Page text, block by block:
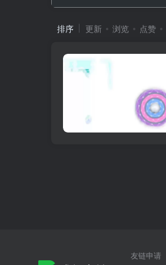
排序 更新 浏览 点赞
友链申请